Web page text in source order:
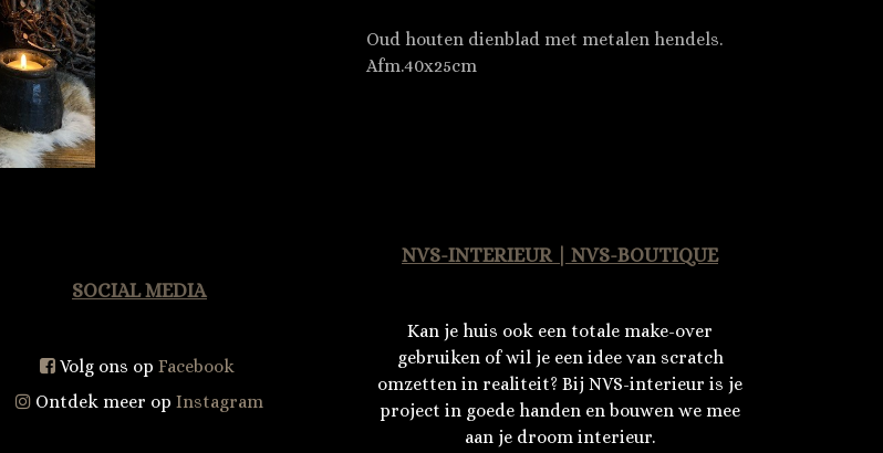
Oud houten dienblad met metalen hendels.
Afm.40x25cm
SOCIAL MEDIA
Volg ons op Facebook
Ontdek meer op Instagram
NVS-INTERIEUR | NVS-BOUTIQUE
Kan je huis ook een totale make-over
gebruiken of wil je een idee van scratch
omzetten in realiteit? Bij NVS-interieur is je
project in goede handen en bouwen we mee
aan je droom interieur.